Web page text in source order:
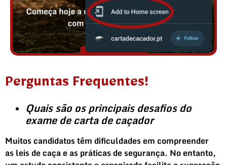
Perguntas Frequentes!
Quais são os principais desafios do
exame de carta decaçador
Muitos candidatos têm dificuldades em compreender
as leis de caçae as práticas de segurança. No entanto,